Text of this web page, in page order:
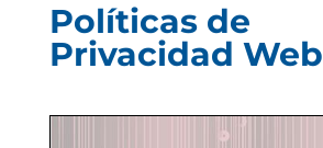
Políticas de
Privacidad Web